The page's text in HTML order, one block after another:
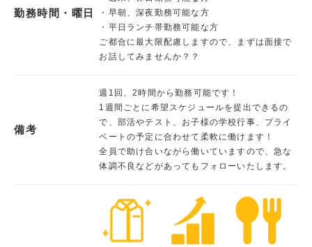
勤務時間・曜日
・早朝、深夜勤務可能な方
・平日ランチ帯勤務可能な方
ご都合に最大限配慮しますので、まずは面接で
お話してみませんか？？
備考
週1回、2時間から勤務可能です！
1週間ごとに希望スケジュールを提出できるの
で、部活やテスト、お子様の学校行事、プライ
ベートの予定に合わせて柔軟に働けます！
全員で助け合いながら働いていますので、急な
体調不良などがあってもフォローいたします。